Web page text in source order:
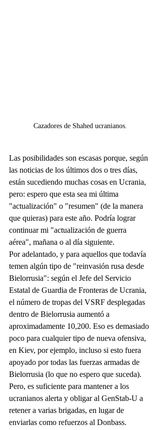
Cazadores de Shahed ucranianos.
Las posibilidades son escasas porque, según
las noticias de los últimos dos o tres días,
están sucediendo muchas cosas en Ucrania,
pero: espero que esta sea mi última
"actualización" o "resumen" (de la manera
que quieras) para este año. Podría lograr
continuar mi "actualización de guerra
aérea", mañana o al día siguiente.
Por adelantado, y para aquellos que todavía
temen algún tipo de "reinvasión rusa desde
Bielorrusia": según el Jefe del Servicio
Estatal de Guardia de Fronteras de Ucrania,
el número de tropas del VSRF desplegadas
dentro de Bielorrusia aumentó a
aproximadamente 10,200. Eso es demasiado
poco para cualquier tipo de nueva ofensiva,
en Kiev, por ejemplo, incluso si esto fuera
apoyado por todas las fuerzas armadas de
Bielorrusia (lo que no espero que suceda).
Pero, es suficiente para mantener a los
ucranianos alerta y obligar al GenStab-U a
retener a varias brigadas, en lugar de
enviarlas como refuerzos al Donbass.